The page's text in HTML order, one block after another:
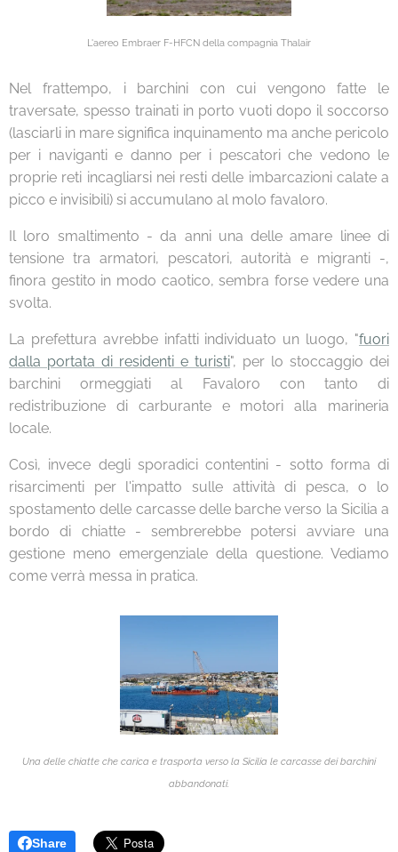
L'aereo Embraer F-HFCN della compagnia Thalair
Nel frattempo, i barchini con cui vengono fatte le
traversate, spesso trainati in porto vuoti dopo il soccorso
(lasciarli in mare significa inquinamento ma anche pericolo
per i naviganti e danno per i pescatori che vedono le
proprie reti incagliarsi nei resti delle imbarcazioni calate a
picco e invisibili) si accumulano al molo favaloro.
Il loro smaltimento - da anni una delle amare linee di
tensione tra armatori, pescatori, autorità e migranti -,
finora gestito in modo caotico, sembra forse vedere una
svolta.
La prefettura avrebbe infatti individuato un luogo, "fuori
dalla portata di residenti e turisti", per lo stoccaggio dei
barchini ormeggiati al Favaloro con tanto di
redistribuzione di carburante e motori alla marineria
locale.
Così, invece degli sporadici contentini - sotto forma di
risarcimenti per l'impatto sulle attività di pesca, o lo
spostamento delle carcasse delle barche verso la Sicilia a
bordo di chiatte - sembrerebbe potersi avviare una
gestione meno emergenziale della questione. Vediamo
come verrà messa in pratica.
Una delle chiatte che carica e trasporta verso la Sicilia le carcasse dei barchini
abbandonati.
Share